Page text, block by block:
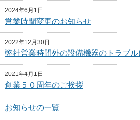
2024年6月1日
営業時間変更のお知らせ
2022年12月30日
弊社営業時間外の設備機器のトラブル
2021年4月1日
創業５０周年のご挨拶
お知らせの一覧